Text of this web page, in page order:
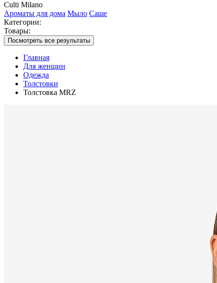
Culti Milano
Ароматы для дома Мыло Саше
Категории:
Товары:
Посмотреть все результаты
Главная
Для женщин
Одежда
Толстовки
Толстовка MRZ